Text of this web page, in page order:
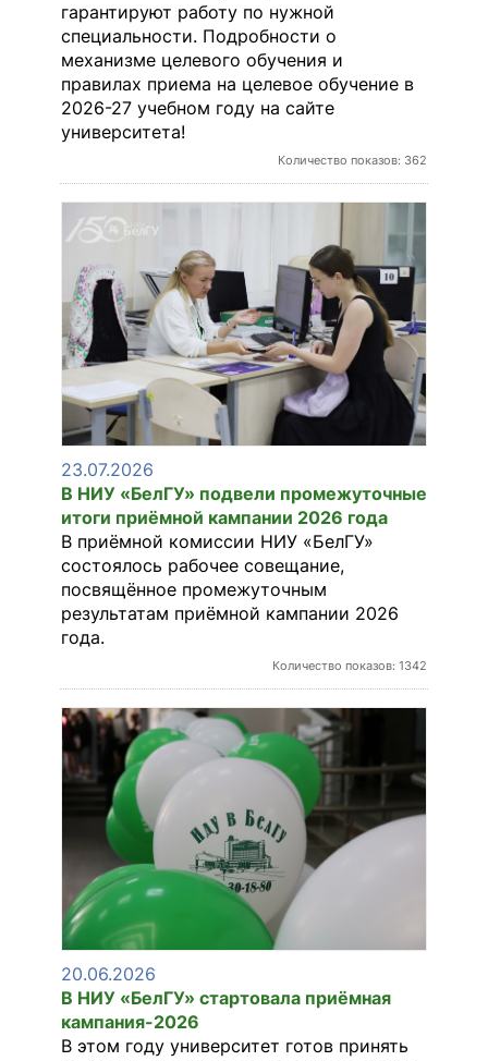
гарантируют работу по нужной
специальности. Подробности о
механизме целевого обучения и
правилах приема на целевое обучение в
2026-27 учебном году на сайте
университета!
Количество показов: 362
23.07.2026
В НИУ «БелГУ» подвели промежуточные
итоги приёмной кампании 2026 года
В приёмной комиссии НИУ «БелГУ»
состоялось рабочее совещание,
посвящённое промежуточным
результатам приёмной кампании 2026
года.
Количество показов: 1342
20.06.2026
В НИУ «БелГУ» стартовала приёмная
кампания-2026
В этом году университет готов принять